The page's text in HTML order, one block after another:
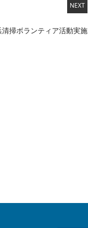
NEXT
清掃ボランティア活動実施